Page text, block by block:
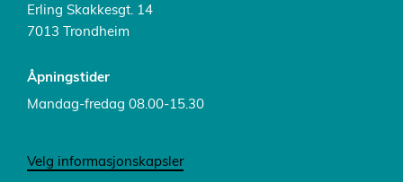
Erling Skakkesgt. 14
7013 Trondheim
Åpningstider
Mandag-fredag 08.00-15.30
Velg informasjonskapsler